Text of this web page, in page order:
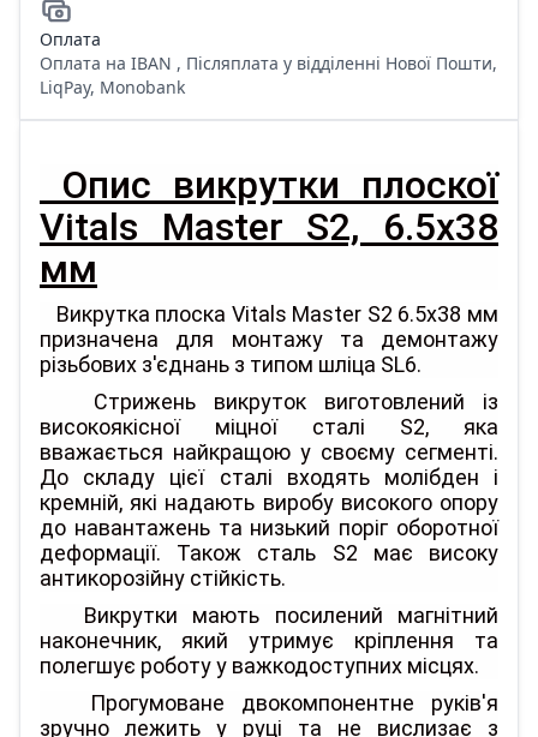
Оплата
Оплата на IBAN , Післяплата у відділенні Нової Пошти,
LiqPay, Monobank
Опис викрутки плоскої
Vitals Master S2, 6.5х38
мм
Викрутка плоска Vitals Master S2 6.5х38 мм
призначена для монтажу та демонтажу
різьбових з'єднань з типом шліца SL6.
Стрижень викруток виготовлений із
високоякісної міцної сталі S2, яка
вважається найкращою у своєму сегменті.
До складу цієї сталі входять молібден і
кремній, які надають виробу високого опору
до навантажень та низький поріг оборотної
деформації. Також сталь S2 має високу
антикорозійну стійкість.
Викрутки мають посилений магнітний
наконечник, який утримує кріплення та
полегшує роботу у важкодоступних місцях.
Прогумоване двокомпонентне руків'я
зручно лежить у руці та не вислизає з